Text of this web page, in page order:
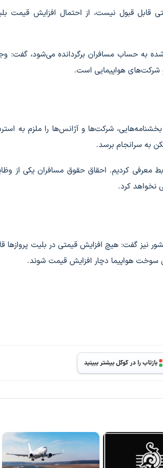
قابل قبول نیست، از احتمال افزایش قیمت
به حساب مسافران برگردانده می‌شود، گفت:
شرکت‌های هواپیمایی است.
شرکت‌ها و آژانس‌ها را ملزم به
به سرانجام برسد.
معرفی کردیم. احقاق حقوق مسافران یکی از
نخواهد کرد.
نیز گفت: هیچ افزایش قیمتی در بلیت پروازها
سوخت هواپیما دچار افزایش قیمت شوند.
بازتاب را در گوگل بیشتر ببینید